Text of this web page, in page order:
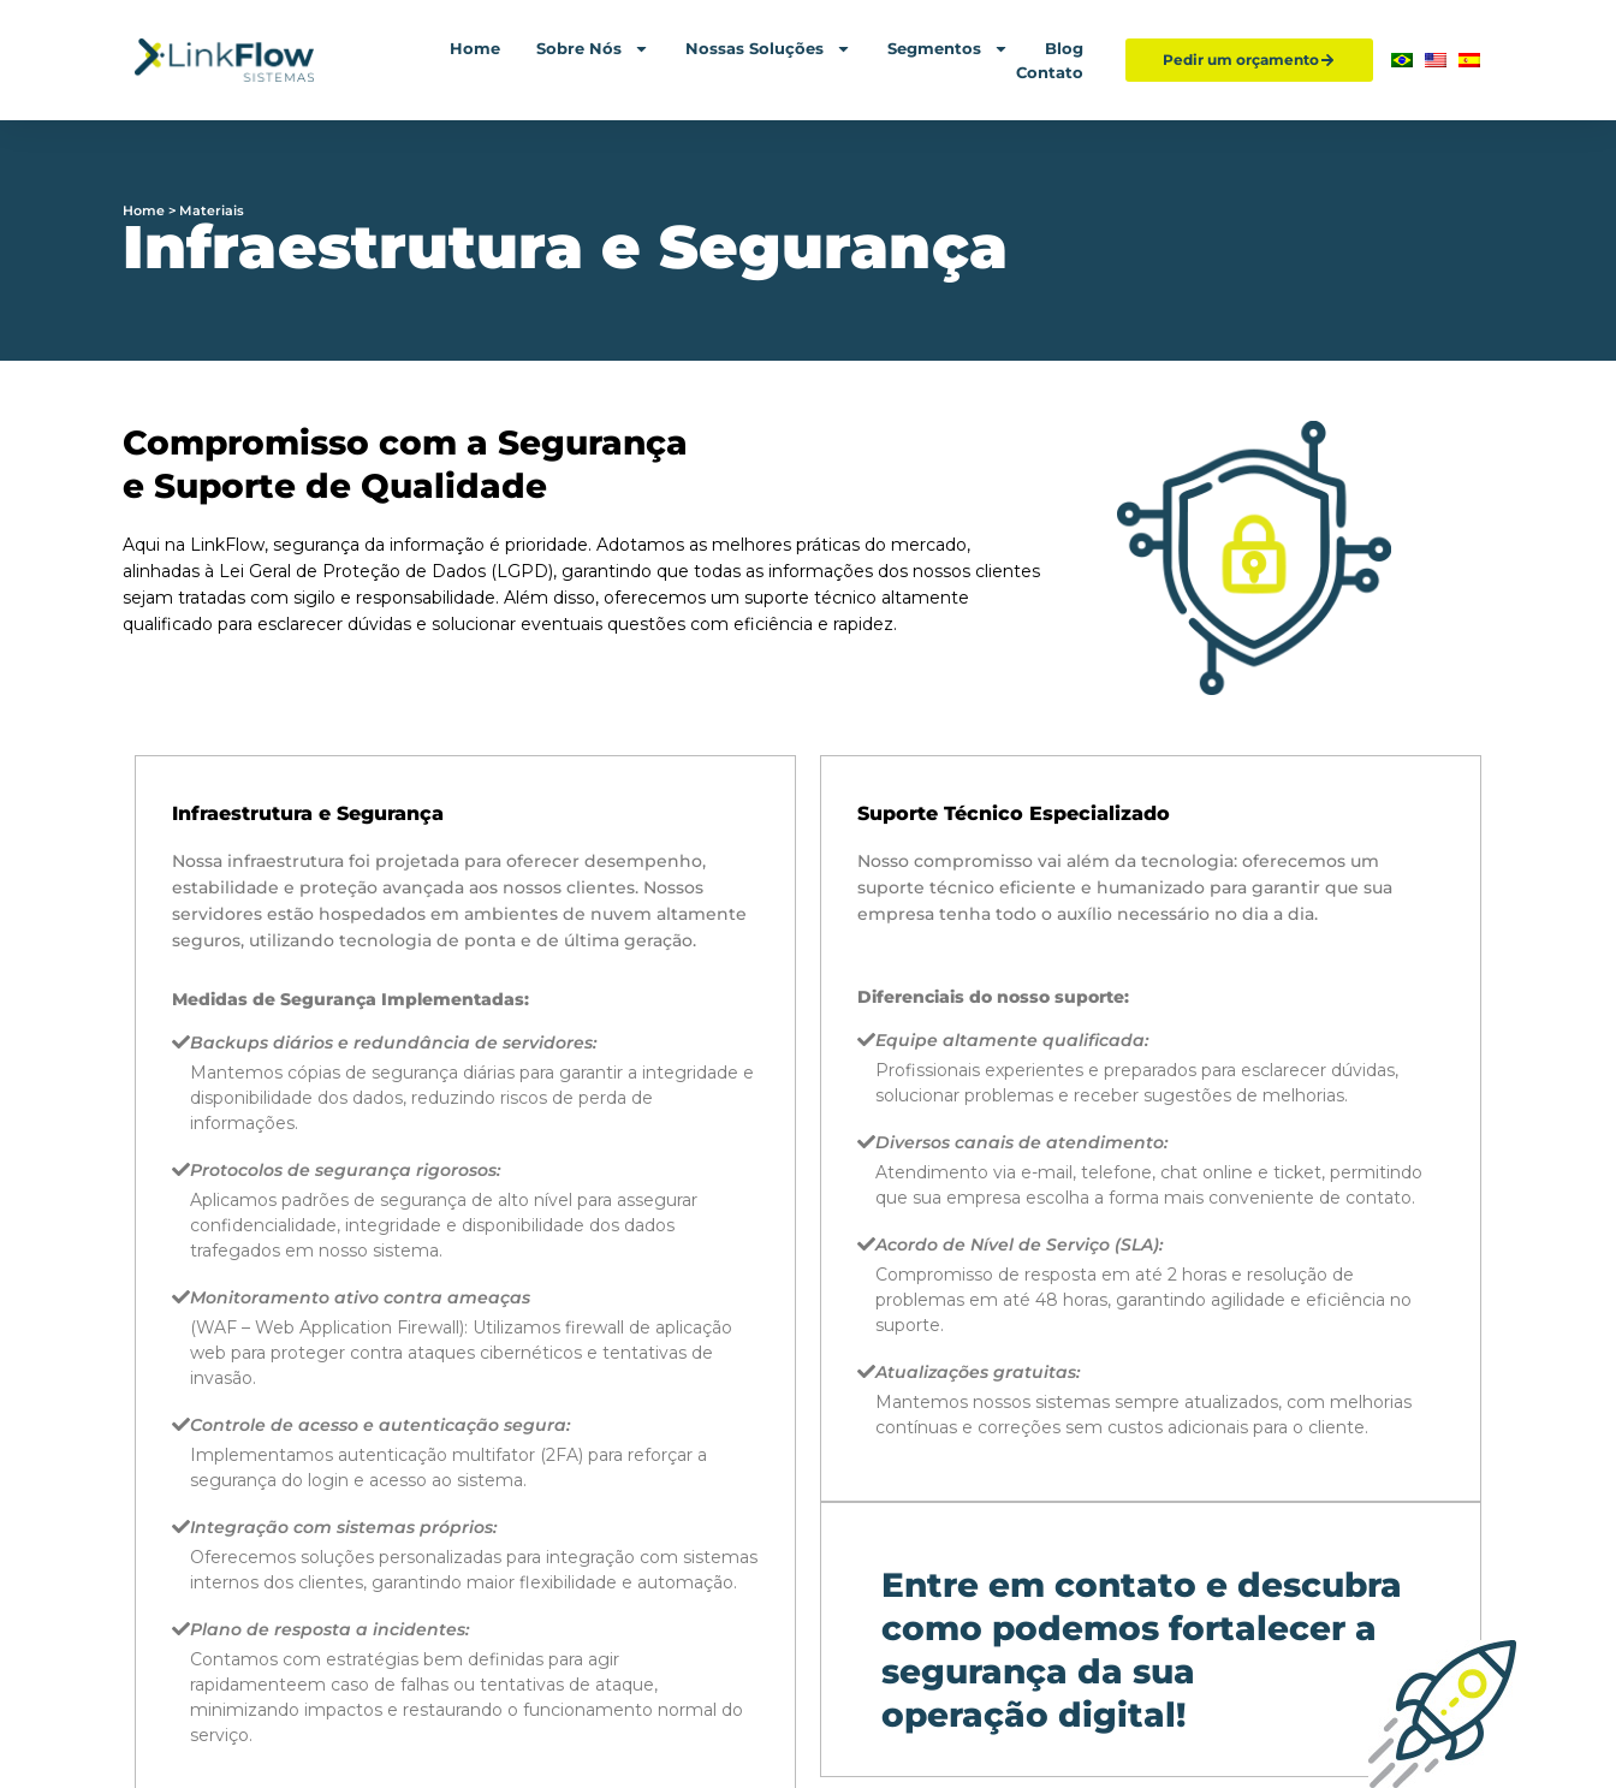
Home Sobre Nós Nossas Soluções Segmentos
Blog
Contato
Pedir um orçamento
Home > Materiais
Infraestrutura e Segurança
Compromisso com a Segurança
e Suporte de Qualidade
Aqui na LinkFlow, segurança da informação é prioridade. Adotamos as melhores práticas do mercado,
alinhadas à Lei Geral de Proteção de Dados (LGPD), garantindo que todas as informações dos nossos clientes
sejam tratadas com sigilo e responsabilidade. Além disso, oferecemos um suporte técnico altamente
qualificado para esclarecer dúvidas e solucionar eventuais questões com eficiência e rapidez.
Infraestrutura e Segurança
Nossa infraestrutura foi projetada para oferecer desempenho,
estabilidade e proteção avançada aos nossos clientes. Nossos
servidores estão hospedados em ambientes de nuvem altamente
seguros, utilizando tecnologia de ponta e de última geração.
Medidas de Segurança Implementadas:
Backups diários e redundância de servidores:
Mantemos cópias de segurança diárias para garantir a integridade e
disponibilidade dos dados, reduzindo riscos de perda de
informações.
Protocolos de segurança rigorosos:
Aplicamos padrões de segurança de alto nível para assegurar
confidencialidade, integridade e disponibilidade dos dados
trafegados em nosso sistema.
Monitoramento ativo contra ameaças
(WAF – Web Application Firewall): Utilizamos firewall de aplicação
web para proteger contra ataques cibernéticos e tentativas de
invasão.
Controle de acesso e autenticação segura:
Implementamos autenticação multifator (2FA) para reforçar a
segurança do login e acesso ao sistema.
Integração com sistemas próprios:
Oferecemos soluções personalizadas para integração com sistemas
internos dos clientes, garantindo maior flexibilidade e automação.
Plano de resposta a incidentes:
Contamos com estratégias bem definidas para agir
rapidamenteem caso de falhas ou tentativas de ataque,
minimizando impactos e restaurando o funcionamento normal do
serviço.
Suporte Técnico Especializado
Nosso compromisso vai além da tecnologia: oferecemos um
suporte técnico eficiente e humanizado para garantir que sua
empresa tenha todo o auxílio necessário no dia a dia.
Diferenciais do nosso suporte:
Equipe altamente qualificada:
Profissionais experientes e preparados para esclarecer dúvidas,
solucionar problemas e receber sugestões de melhorias.
Diversos canais de atendimento:
Atendimento via e-mail, telefone, chat online e ticket, permitindo
que sua empresa escolha a forma mais conveniente de contato.
Acordo de Nível de Serviço (SLA):
Compromisso de resposta em até 2 horas e resolução de
problemas em até 48 horas, garantindo agilidade e eficiência no
suporte.
Atualizações gratuitas:
Mantemos nossos sistemas sempre atualizados, com melhorias
contínuas e correções sem custos adicionais para o cliente.
Entre em contato e descubra
como podemos fortalecer a
segurança da sua
operação digital!